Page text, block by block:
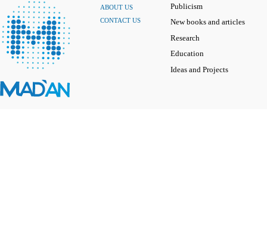
ABOUT US
CONTACT US
Publicism
New books and articles
Research
Education
Ideas and Projects